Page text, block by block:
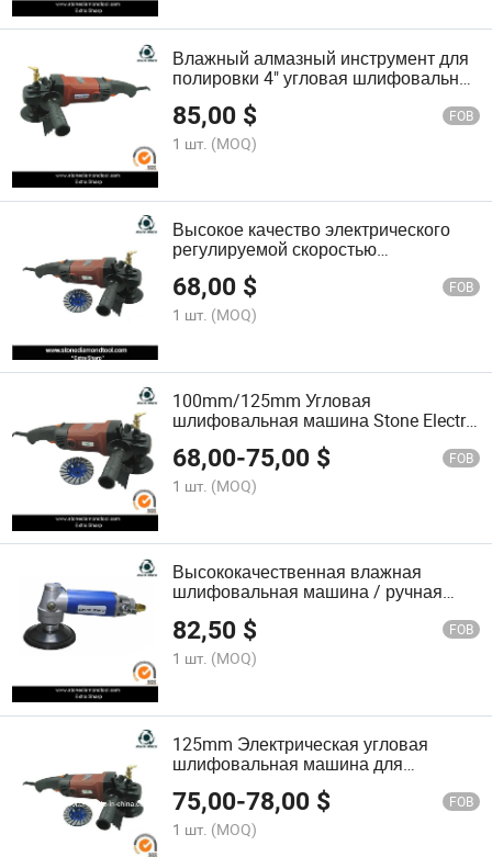
Влажный алмазный инструмент для
полировки 4" угловая шлифовальная
машина для шлифовки пола
85,00 $ FOB
1 шт. (MOQ)
Высокое качество электрического
регулируемой скоростью
шлифовального станка в масляной
ванне
68,00 $ FOB
1 шт. (MOQ)
100mm/125mm Угловая
шлифовальная машина Stone Electric
68,00-75,00 $ FOB
1 шт. (MOQ)
Высококачественная влажная
шлифовальная машина / ручная
мрамора пневматическая воздушная
шлифовальная машина
82,50 $ FOB
1 шт. (MOQ)
125mm Электрическая угловая
шлифовальная машина для
75,00-78,00 $ FOB
1 шт. (MOQ)